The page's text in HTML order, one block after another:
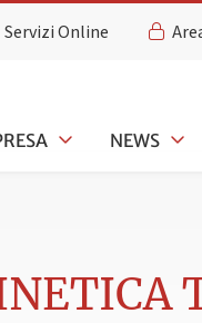
Servizi Online
NEWS